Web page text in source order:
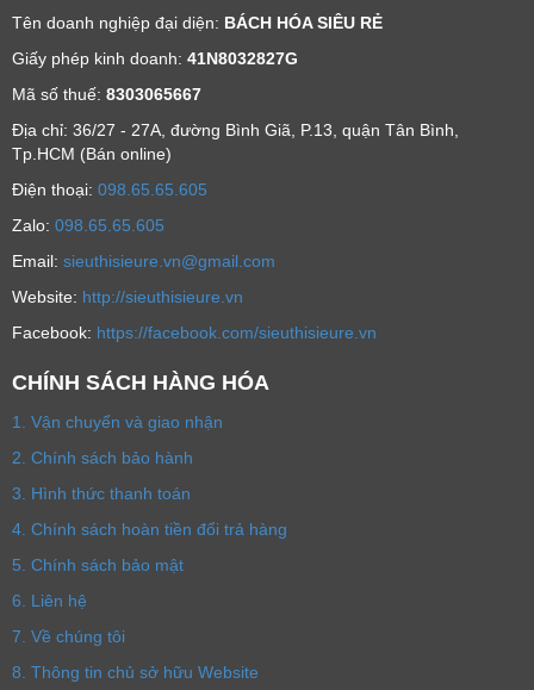
Tên doanh nghiệp đại diện: BÁCH HÓA SIÊU RẺ
Giấy phép kinh doanh: 41N8032827G
Mã số thuế: 8303065667
Địa chỉ: 36/27 - 27A, đường Bình Giã, P.13, quận Tân Bình,
Tp.HCM (Bán online)
Ðiện thoại: 098.65.65.605
Zalo: 098.65.65.605
Email: sieuthisieure.vn@gmail.com
Website: http://sieuthisieure.vn
Facebook: https://facebook.com/sieuthisieure.vn
CHÍNH SÁCH HÀNG HÓA
1. Vận chuyển và giao nhận
2. Chính sách bảo hành
3. Hình thức thanh toán
4. Chính sách hoàn tiền đổi trả hàng
5. Chính sách bảo mật
6. Liên hệ
7. Về chúng tôi
8. Thông tin chủ sở hữu Website